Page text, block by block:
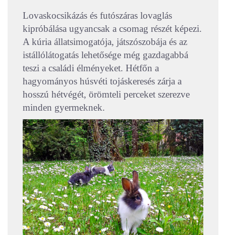
Lovaskocsikázás és futószáras lovaglás
kipróbálása ugyancsak a csomag részét képezi.
A kúria állatsimogatója, játszószobája és az
istállólátogatás lehetősége még gazdagabbá
teszi a családi élményeket. Hétfőn a
hagyományos húsvéti tojáskeresés zárja a
hosszú hétvégét, örömteli perceket szerezve
minden gyermeknek.